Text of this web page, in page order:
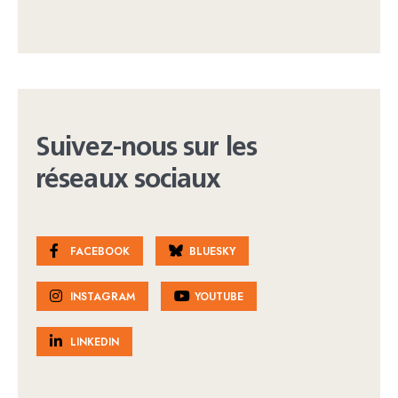
Suivez-nous sur les
réseaux sociaux
FACEBOOK BLUESKY
INSTAGRAM YOUTUBE
LINKEDIN